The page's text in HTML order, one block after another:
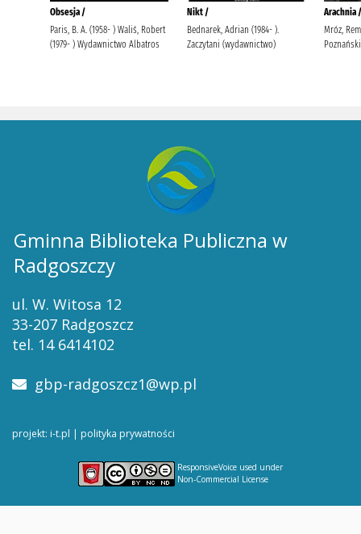
Gminna Biblioteka Publiczna w
Radgoszczy
ul. W. Witosa 12
33-207 Radgoszcz
tel. 14 6414102
gbp-radgoszcz1@wp.pl
projekt: i-t.pl | polityka prywatności
ResponsiveVoice used under
Non-Commercial License